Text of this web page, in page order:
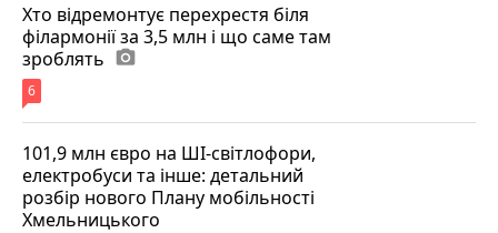
Хто відремонтує перехрестя біля
філармонії за 3,5 млн і що саме там
зроблять photo_camera
6
101,9 млн євро на ШІ-світлофори,
електробуси та інше: детальний
розбір нового Плану мобільності
Хмельницького